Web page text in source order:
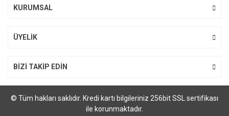
KURUMSAL
ÜYELİK
BİZİ TAKİP EDİN
© Tüm hakları saklıdır. Kredi kartı bilgileriniz 256bit SSL sertifikası
ile korunmaktadır.